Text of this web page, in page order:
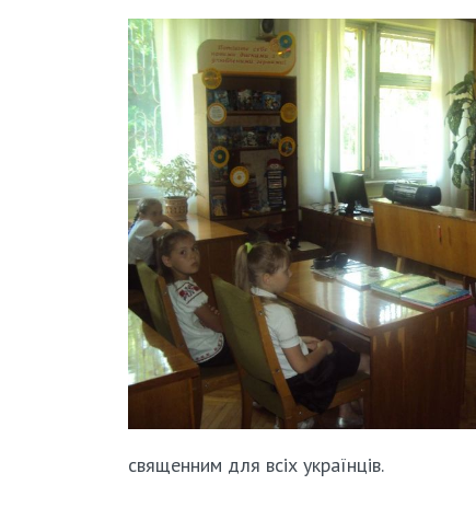
священним для всіх українців.